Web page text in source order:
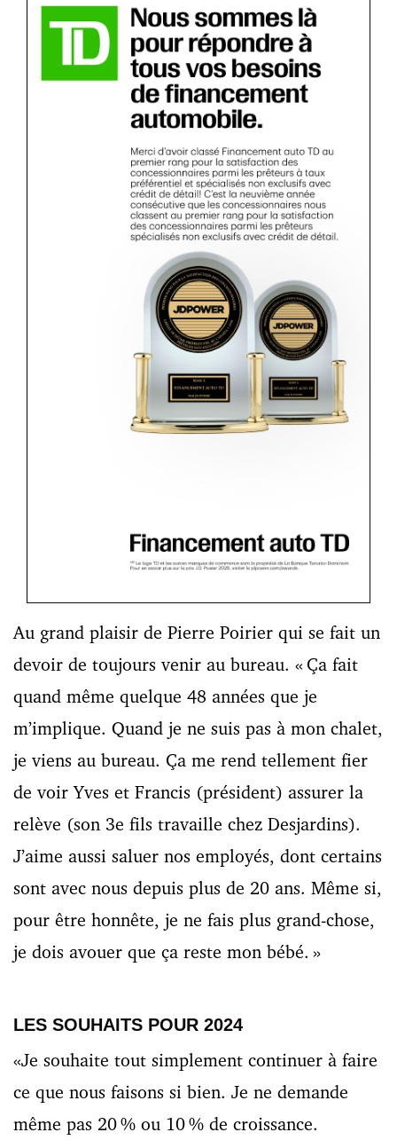
Au grand plaisir de Pierre Poirier qui se fait un
devoir de toujours venir au bureau. « Ça fait
quand même quelque 48 années que je
m’implique. Quand je ne suis pas à mon chalet,
je viens au bureau. Ça me rend tellement fier
de voir Yves et Francis (président) assurer la
relève (son 3e fils travaille chez Desjardins).
J’aime aussi saluer nos employés, dont certains
sont avec nous depuis plus de 20 ans. Même si,
pour être honnête, je ne fais plus grand-chose,
je dois avouer que ça reste mon bébé. »
LES SOUHAITS POUR 2024
«Je souhaite tout simplement continuer à faire
ce que nous faisons si bien. Je ne demande
même pas 20 % ou 10 % de croissance.